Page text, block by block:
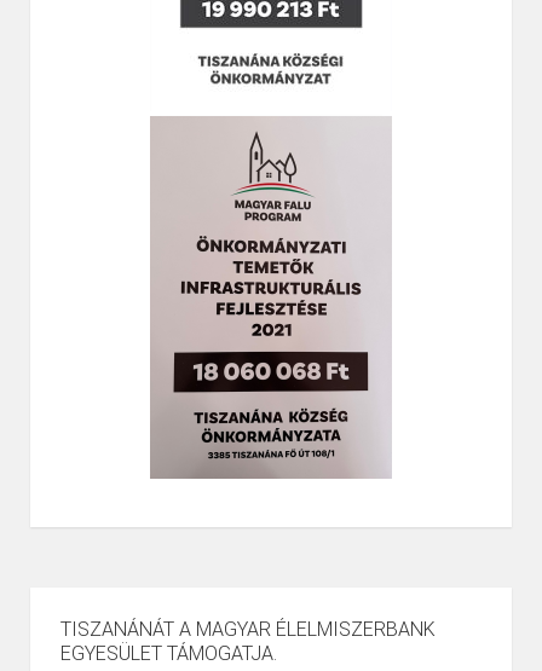
TISZANÁNÁT A MAGYAR ÉLELMISZERBANK
EGYESÜLET TÁMOGATJA.